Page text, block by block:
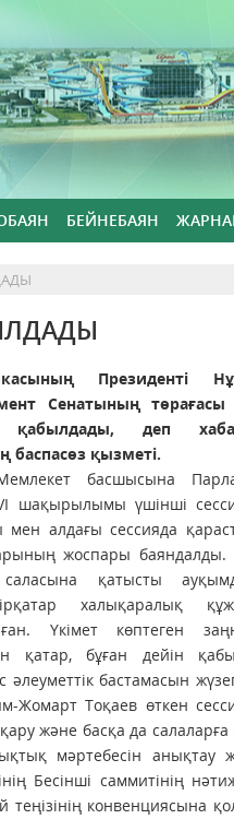
БЕЙНЕБАЯН
Президенті
Сенатының
деп
баспасөз қызметі.
басшысына
шақырылымы үшінші
мен алдағы сессияда
жоспары баяндалды.
саласына қатысты
халықаралық
Үкімет көптеген
бұған дейін
бастамасын
Жомарт Тоқаев өткен
және басқа да салаларға
мәртебесін анықтау
Бесінші саммитінің
конвенциясына